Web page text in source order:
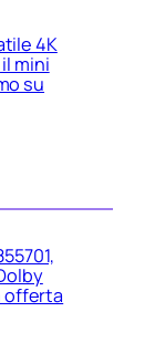
4K
mini
su
offerta